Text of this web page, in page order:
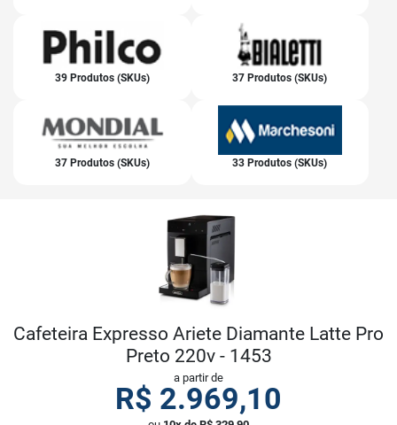
39 Produtos (SKUs) 37 Produtos (SKUs)
37 Produtos (SKUs) 33 Produtos (SKUs)
Cafeteira Expresso Ariete Diamante Latte Pro
Preto 220v - 1453
a partir de
R$ 2.969,10